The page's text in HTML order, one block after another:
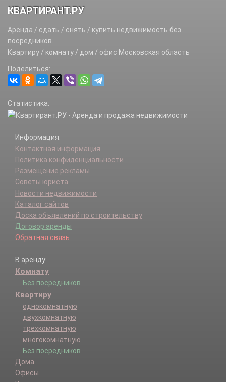
КВАРТИРАНТ.РУ
Аренда / сдать / снять / купить недвижимость без
посредников.
Квартиру / комнату / дом / офис Московская область
Поделиться:
Статистика:
Информация:
Контактная информация
Политика конфиденциальности
Размещение рекламы
Советы юриста
Новости недвижимости
Каталог сайтов
Доска объявлений по строительству
Договор аренды
Обратная связь
В аренду:
Комнату
Без посредников
Квартиру
однокомнатную
двухкомнатную
трехкомнатную
многокомнатную
Без посредников
Дома
Офисы